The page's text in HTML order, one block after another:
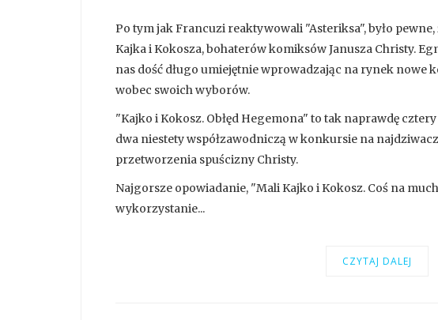
Po tym jak Francuzi reaktywowali "Asteriksa", było
Kajka i Kokosza, bohaterów komiksów Janusza Christy.
nas dość długo umiejętnie wprowadzając na rynek nowe
wobec swoich wyborów.
"Kajko i Kokosz. Obłęd Hegemona" to tak naprawdę
dwa niestety współzawodniczą w konkursie na
przetworzenia spuścizny Christy.
Najgorsze opowiadanie, "Mali Kajko i Kokosz. Coś na
wykorzystanie...
CZYTAJ DALEJ